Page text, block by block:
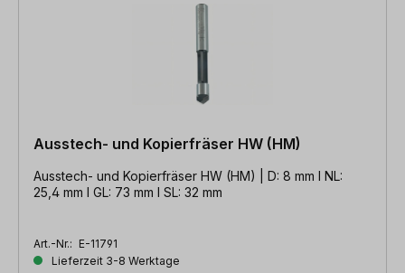
Ausstech- und Kopierfräser HW (HM)
Ausstech- und Kopierfräser HW (HM) | D: 8 mm l NL:
25,4 mm l GL: 73 mm l SL: 32 mm
Art.-Nr.: E-11791
Lieferzeit 3-8 Werktage